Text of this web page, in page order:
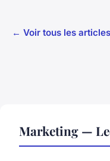
← Voir tous les
Marketing —